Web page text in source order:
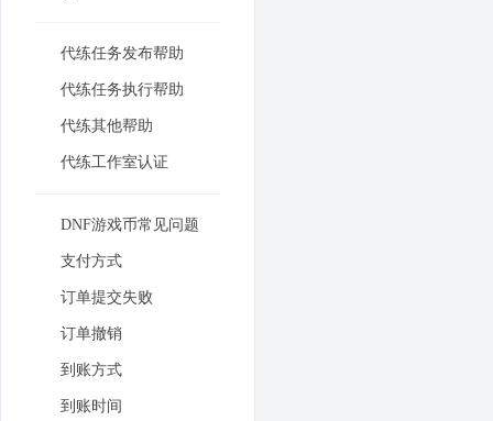
代练任务发布帮助
代练任务执行帮助
代练其他帮助
代练工作室认证
DNF游戏币常见问题
支付方式
订单提交失败
订单撤销
到账方式
到账时间